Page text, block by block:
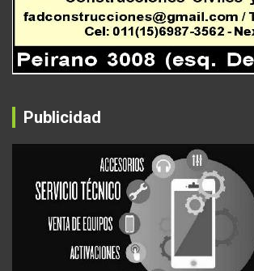
Publicidad